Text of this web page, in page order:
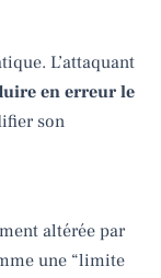
L’attaquant
en erreur le
son
altérée par
une “limite